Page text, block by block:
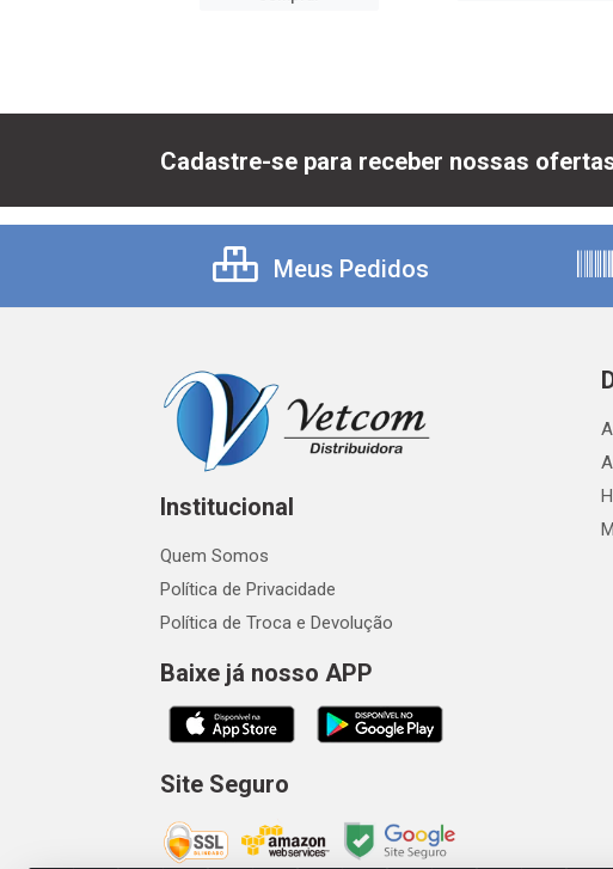
Cadastre-se para receber nossas
Meus Pedidos
Institucional
Quem Somos
Política de Privacidade
Política de Troca e Devolução
Baixe já nosso APP
Site Seguro